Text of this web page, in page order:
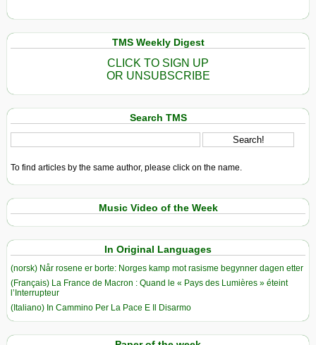
TMS Weekly Digest
CLICK TO SIGN UP
OR UNSUBSCRIBE
Search TMS
To find articles by the same author, please click on the name.
Music Video of the Week
In Original Languages
(norsk) Når rosene er borte: Norges kamp mot rasisme begynner dagen etter
(Français) La France de Macron : Quand le « Pays des Lumières » éteint
l’Interrupteur
(Italiano) In Cammino Per La Pace E Il Disarmo